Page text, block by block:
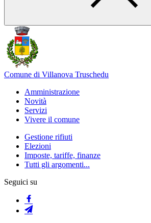
Comune di Villanova Truschedu
Amministrazione
Novità
Servizi
Vivere il comune
Gestione rifiuti
Elezioni
Imposte, tariffe, finanze
Tutti gli argomenti...
Seguici su